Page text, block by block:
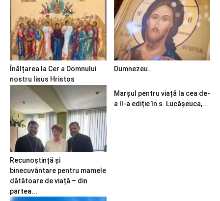
Înălțarea la Cer a Domnului
nostru Iisus Hristos
Dumnezeu…
Recunoștință și
binecuvântare pentru mamele
dătătoare de viață – din
partea...
Marșul pentru viață la cea de-
a II-a ediție în s. Lucășeuca,...